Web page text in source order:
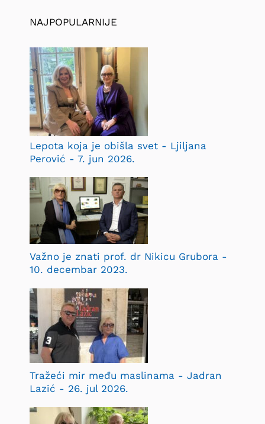
NAJPOPULARNIJE
Lepota koja je obišla svet - Ljiljana
Perović - 7. jun 2026.
Važno je znati prof. dr Nikicu Grubora -
10. decembar 2023.
Tražeći mir među maslinama - Jadran
Lazić - 26. jul 2026.